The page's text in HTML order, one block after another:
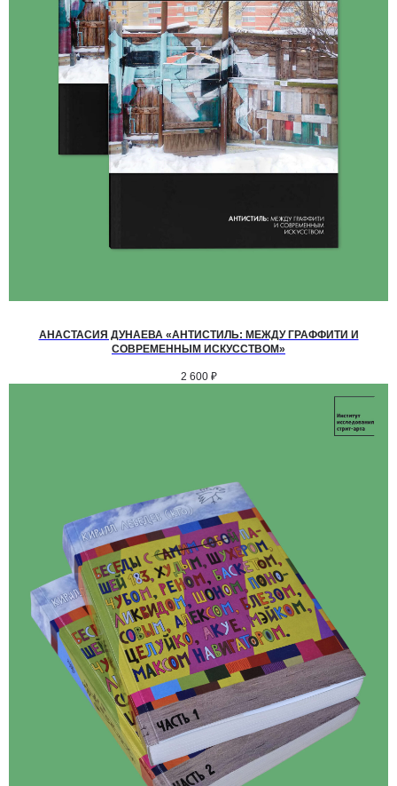
АНАСТАСИЯ ДУНАЕВА «АНТИСТИЛЬ: МЕЖДУ ГРАФФИТИ И
СОВРЕМЕННЫМ ИСКУССТВОМ»
2 600 ₽